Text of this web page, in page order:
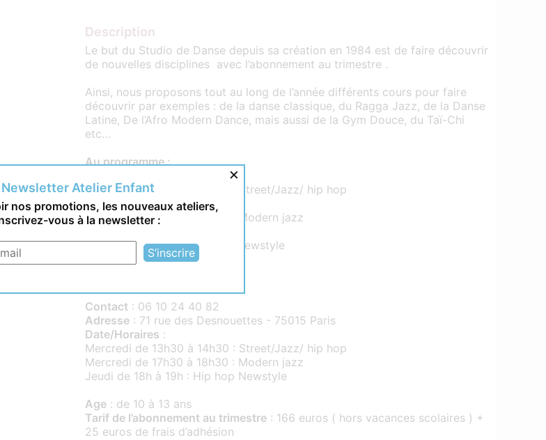
Description
Le but du Studio de Danse depuis sa création en 1984 est de faire découvrir
de nouvelles disciplines avec l’abonnement au trimestre .
Ainsi, nous proposons tout au long de l’année différents cours pour faire
découvrir par exemples : de la danse classique, du Ragga Jazz, de la Danse
Latine, De l’Afro Modern Dance, mais aussi de la Gym Douce, du Taï-Chi
etc…
Au programme :
Mercredi de 13h30 à 14h30 : Street/Jazz/ hip hop
Mercredi de 17h30 à 18h30 : Modern jazz
Jeudi de 18h à 19h : Hip hop newstyle
Contact : 06 10 24 40 82
Adresse : 71 rue des Desnouettes - 75015 Paris
Date/Horaires :
Mercredi de 13h30 à 14h30 : Street/Jazz/ hip hop
Mercredi de 17h30 à 18h30 : Modern jazz
Jeudi de 18h à 19h : Hip hop Newstyle
Age : de 10 à 13 ans
Tarif de l’abonnement au trimestre : 166 euros ( hors vacances scolaires ) +
25 euros de frais d’adhésion
Newsletter Atelier Enfant
nos promotions, les nouveaux ateliers,
vous à la newsletter :
×